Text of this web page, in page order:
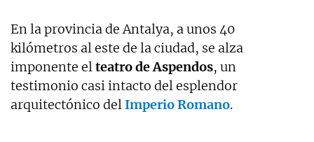
En la provincia de Antalya, a unos 40
kilómetros al este de la ciudad, se alza
imponente elteatro de Aspendos, un
testimonio casi intacto del esplendor
arquitectónico delImperio Romano.